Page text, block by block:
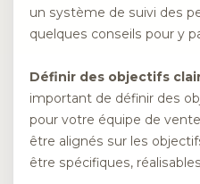
un système de suivi des
quelques conseils pour y
Définir des objectifs
important de définir des
pour votre équipe de
être alignés sur les
être spécifiques,